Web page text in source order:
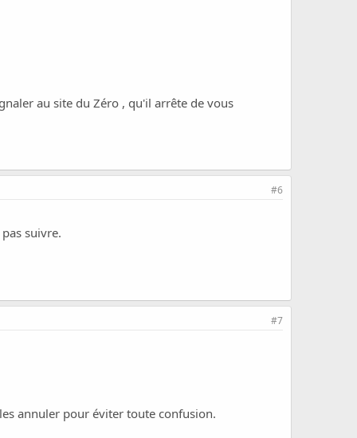
au site du Zéro , qu'il arrête de vous
#6
suivre.
#7
annuler pour éviter toute confusion.